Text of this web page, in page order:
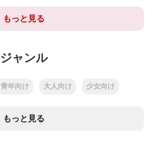
もっと見る
ジャンル
青年向け 大人向け 少女向け
もっと見る